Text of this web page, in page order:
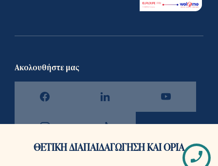
ΘΕΤΙΚΗ ΔΙΑΠΑΙΔΑΓΩΓΗΣΗ ΚΑΙ ΟΡΙΑ
Ακολουθήστε μας